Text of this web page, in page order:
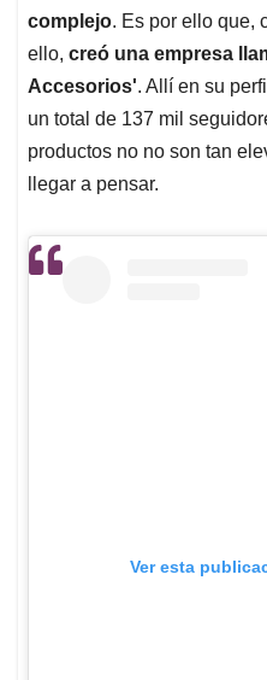
complejo. Es por ello que,
ello, creó una empresa
Accesorios'. Allí en su
un total de 137 mil
productos no no son tan
llegar a pensar.
Ver esta